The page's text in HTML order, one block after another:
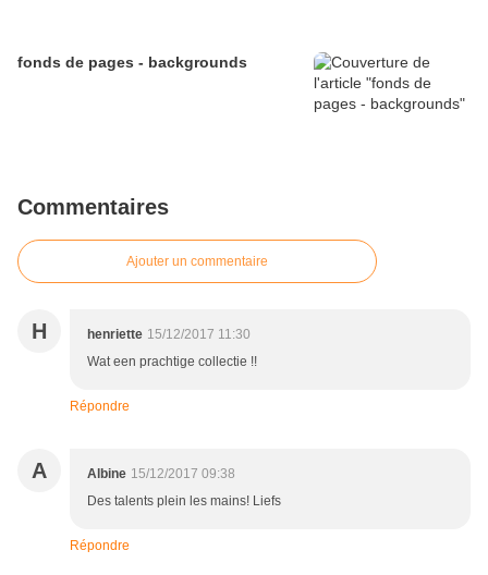
fonds de pages - backgrounds
Commentaires
Ajouter un commentaire
H henriette 15/12/2017 11:30
Wat een prachtige collectie !!
Répondre
A Albine 15/12/2017 09:38
Des talents plein les mains! Liefs
Répondre